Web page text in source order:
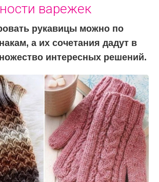
варежек
рукавицы можно по
а их сочетания дадут в
интересных решений.